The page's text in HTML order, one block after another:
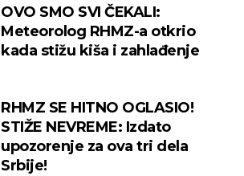
OVO SMO SVI ČEKALI:
Meteorolog RHMZ-a otkrio
kada stižu kiša i zahlađenje
RHMZ SE HITNO OGLASIO!
STIŽE NEVREME: Izdato
upozorenje za ova tri dela
Srbije!